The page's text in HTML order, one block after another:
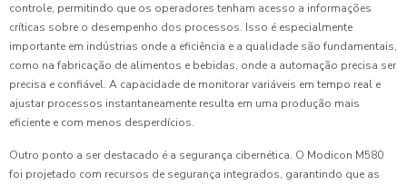
controle, permitindo que os operadores tenham acesso a informações
críticas sobre o desempenho dos processos. Isso é especialmente
importante em indústrias onde a eficiência e a qualidade são fundamentais,
como na fabricação de alimentos e bebidas, onde a automação precisa ser
precisa e confiável. A capacidade de monitorar variáveis em tempo real e
ajustar processos instantaneamente resulta em uma produção mais
eficiente e com menos desperdícios.
Outro ponto a ser destacado é a segurança cibernética. O Modicon M580
foi projetado com recursos de segurança integrados, garantindo que as